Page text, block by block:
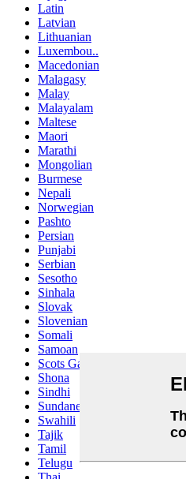
Latin
Latvian
Lithuanian
Luxembou..
Macedonian
Malagasy
Malay
Malayalam
Maltese
Maori
Marathi
Mongolian
Burmese
Nepali
Norwegian
Pashto
Persian
Punjabi
Serbian
Sesotho
Sinhala
Slovak
Slovenian
Somali
Samoan
Scots Gaelic
Shona
Sindhi
Sundanese
Swahili
Tajik
Tamil
Telugu